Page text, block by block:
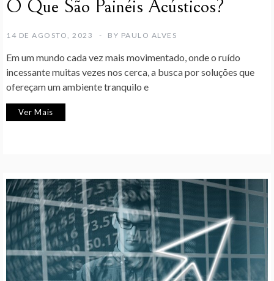
O Que São Painéis Acústicos?
14 DE AGOSTO, 2023 BY PAULO ALVES
Em um mundo cada vez mais movimentado, onde o ruído
incessante muitas vezes nos cerca, a busca por soluções que
ofereçam um ambiente tranquilo e
Ver Mais